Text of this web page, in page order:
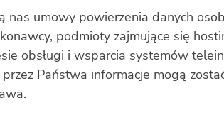
nas umowy powierzenia danych
podmioty zajmujące się
obsługi i wsparcia systemów
Państwa informacje mogą